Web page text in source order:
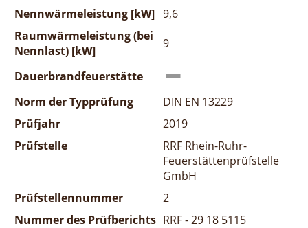
Nennwärmeleistung [kW] 9,6
Raumwärmeleistung (bei
Nennlast) [kW]
9
Dauerbrandfeuerstätte
Norm der Typprüfung
DIN EN 13229
Prüfjahr
2019
Prüfstelle
RRF Rhein-Ruhr-
Feuerstättenprüfstelle
GmbH
Prüfstellennummer
2
Nummer des Prüfberichts RRF - 29 18 5115